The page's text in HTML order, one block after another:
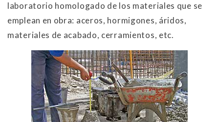
laboratorio homologado de los materiales que se
emplean en obra: aceros, hormigones, áridos,
materiales de acabado, cerramientos, etc.